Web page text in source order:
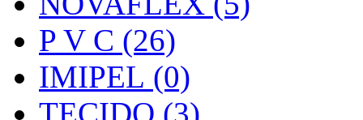
P V C (26)
IMIPEL (0)